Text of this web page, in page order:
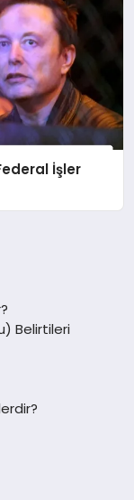
İşler
Belirtileri